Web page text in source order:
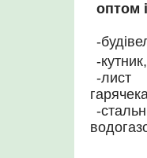
оптом
-
-
-лист
-